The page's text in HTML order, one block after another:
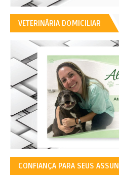
VETERINÁRIA DOMICILIAR
CONFIANÇA PARA SEUS